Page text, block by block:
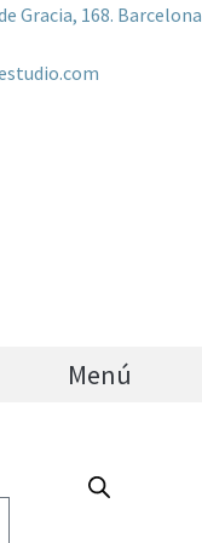
Gracia, 168. Barcelona
Menú